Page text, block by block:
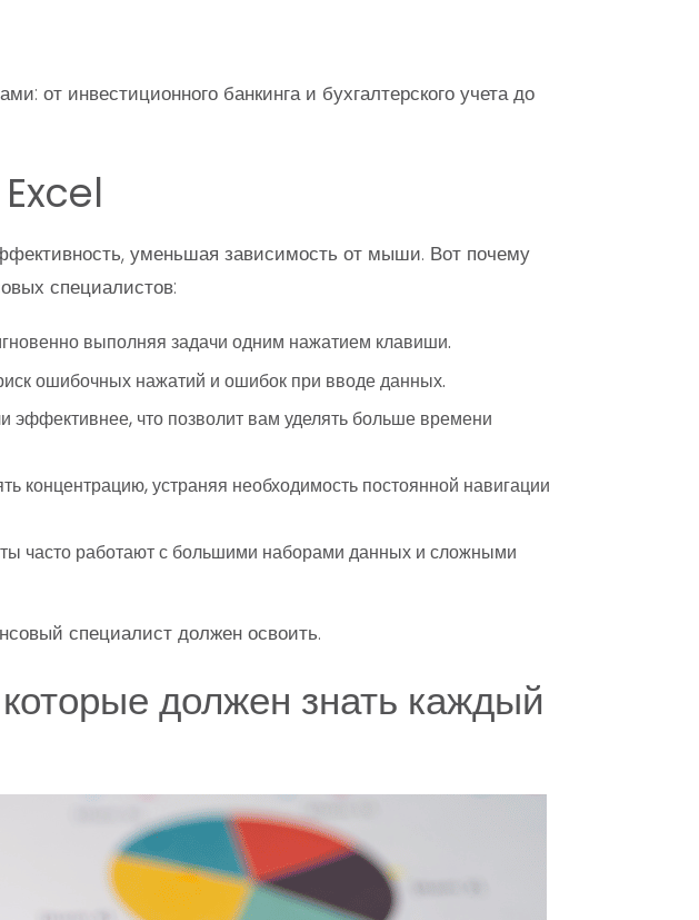
от инвестиционного банкинга и бухгалтерского учета до
уменьшая зависимость от мыши. Вот почему
специалистов:
выполняя задачи одним нажатием клавиши.
ошибочных нажатий и ошибок при вводе данных.
эффективнее, что позволит вам уделять больше времени
концентрацию, устраняя необходимость постоянной навигации
часто работают с большими наборами данных и сложными
специалист должен освоить.
должен знать каждый